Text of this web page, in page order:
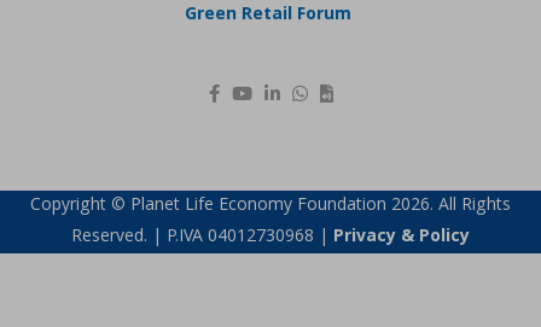
Green Retail Forum
Copyright © Planet Life Economy Foundation 2026. All Rights
Reserved. | P.IVA 04012730968 | Privacy & Policy